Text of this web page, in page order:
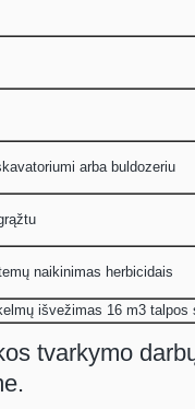
arba buldozeriu
naikinimas herbicidais
išvežimas 16 m3 talpos
tvarkymo